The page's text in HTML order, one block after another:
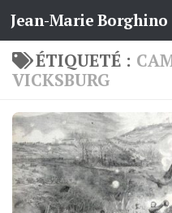
Skip to content
Jean-Marie Borghino
ÉTIQUETÉ :
VICKSBURG